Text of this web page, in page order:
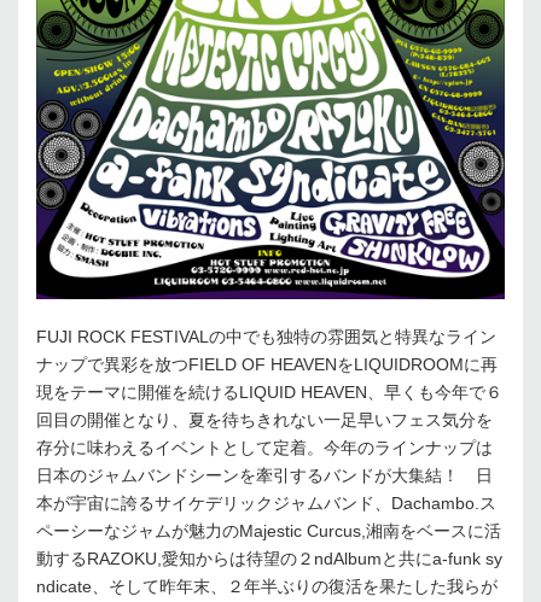
FUJI ROCK FESTIVALの中でも独特の雰囲気と特異なライン
ナップで異彩を放つFIELD OF HEAVENをLIQUIDROOMに再
現をテーマに開催を続けるLIQUID HEAVEN、早くも今年で６
回目の開催となり、夏を待ちきれない一足早いフェス気分を
存分に味わえるイベントとして定着。今年のラインナップは
日本のジャムバンドシーンを牽引するバンドが大集結！ 日
本が宇宙に誇るサイケデリックジャムバンド、Dachambo.ス
ペーシーなジャムが魅力のMajestic Curcus,湘南をベースに活
動するRAZOKU,愛知からは待望の２ndAlbumと共にa-funk sy
ndicate、そして昨年末、２年半ぶりの復活を果たした我らが